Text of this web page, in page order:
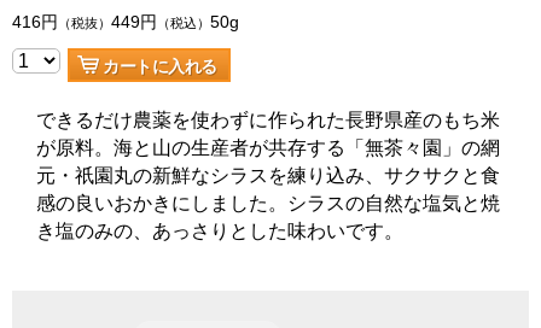
416円 （税抜） 449円 （税込） 50g
カートに入れる
できるだけ農薬を使わずに作られた長野県産のもち米
が原料。海と山の生産者が共存する「無茶々園」の網
元・祇園丸の新鮮なシラスを練り込み、サクサクと食
感の良いおかきにしました。シラスの自然な塩気と焼
き塩のみの、あっさりとした味わいです。